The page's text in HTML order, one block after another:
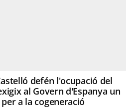
defén l'ocupació del
al Govern d'Espanya un
a la cogeneració